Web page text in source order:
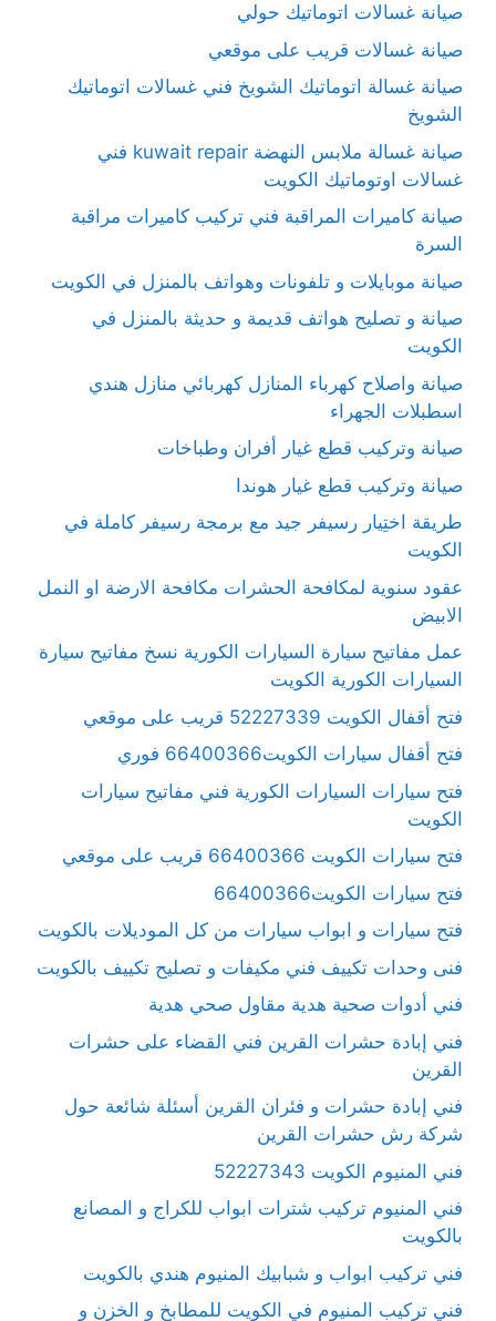
صيانة غسالات اتوماتيك حولي
صيانة غسالات قريب على موقعي
صيانة غسالة اتوماتيك الشويخ فني غسالات اتوماتيك
الشويخ
صيانة غسالة ملابس النهضة kuwait repair فني
غسالات اوتوماتيك الكويت
صيانة كاميرات المراقبة فني تركيب كاميرات مراقبة
السرة
صيانة موبايلات و تلفونات وهواتف بالمنزل في الكويت
صيانة و تصليح هواتف قديمة و حديثة بالمنزل في
الكويت
صيانة واصلاح كهرباء المنازل كهربائي منازل هندي
اسطبلات الجهراء
صيانة وتركيب قطع غيار أفران وطباخات
صيانة وتركيب قطع غيار هوندا
طريقة اختِيار رسيفر جيد مع برمجة رسيفر كاملة في
الكويت
عقود سنوية لمكافحة الحشرات مكافحة الارضة او النمل
الابيض
عمل مفاتيح سيارة السيارات الكورية نسخ مفاتيح سيارة
السيارات الكورية الكويت
فتح أقفال الكويت 52227339 قريب على موقعي
فتح أقفال سيارات الكويت66400366 فوري
فتح سيارات السيارات الكورية فني مفاتيح سيارات
الكويت
فتح سيارات الكويت 66400366 قريب على موقعي
فتح سيارات الكويت66400366
فتح سيارات و ابواب سيارات من كل الموديلات بالكويت
فنى وحدات تكييف فني مكيفات و تصليح تكييف بالكويت
فني أدوات صحية هدية مقاول صحي هدية
فني إبادة حشرات القرين فني القضاء على حشرات
القرين
فني إبادة حشرات و فئران القرين أسئلة شائعة حول
شركة رش حشرات القرين
فني المنيوم الكويت 52227343
فني المنيوم تركيب شترات ابواب للكراج و المصانع
بالكويت
فني تركيب ابواب و شبابيك المنيوم هندي بالكويت
فني تركيب المنيوم في الكويت للمطابخ و الخزن و